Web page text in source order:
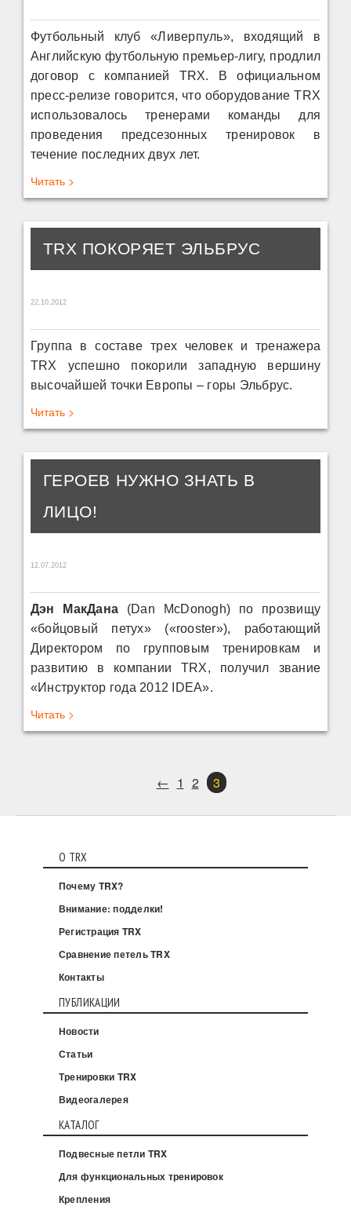
Футбольный клуб «Ливерпуль», входящий в
Английскую футбольную премьер-лигу, продлил
договор с компанией TRX. В официальном
пресс-релизе говорится, что оборудование TRX
использовалось тренерами команды для
проведения предсезонных тренировок в
течение последних двух лет.
Читать >
TRX ПОКОРЯЕТ ЭЛЬБРУС
22.10.2012
Группа в составе трех человек и тренажера
TRX успешно покорили западную вершину
высочайшей точки Европы – горы Эльбрус.
Читать >
ГЕРОЕВ НУЖНО ЗНАТЬ В
ЛИЦО!
12.07.2012
Дэн МакДана (Dan McDonogh) по прозвищу
«бойцовый петух» («rooster»), работающий
Директором по групповым тренировкам и
развитию в компании TRX, получил звание
«Инструктор года 2012 IDEA».
Читать >
← 1 2 3
О TRX
Почему TRX?
Внимание: подделки!
Регистрация TRX
Сравнение петель TRX
Контакты
ПУБЛИКАЦИИ
Новости
Статьи
Тренировки TRX
Видеогалерея
КАТАЛОГ
Подвесные петли TRX
Для функциональных тренировок
Крепления